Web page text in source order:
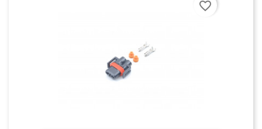
favorite_border